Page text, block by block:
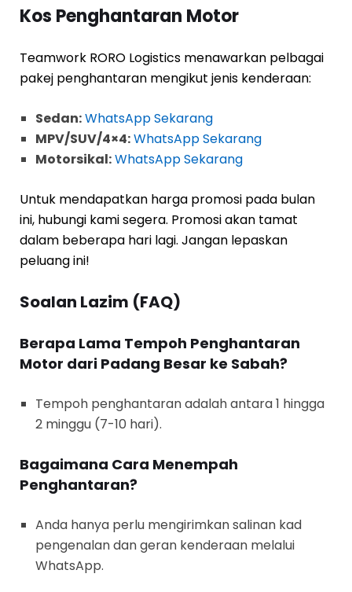
Kos Penghantaran Motor
Teamwork RORO Logistics menawarkan pelbagai
pakej penghantaran mengikut jenis kenderaan:
Sedan:WhatsApp Sekarang
MPV/SUV/4×4:WhatsApp Sekarang
Motorsikal:WhatsApp Sekarang
Untuk mendapatkan harga promosi pada bulan
ini, hubungi kami segera. Promosi akan tamat
dalam beberapa hari lagi. Jangan lepaskan
peluang ini!
Soalan Lazim (FAQ)
Berapa Lama Tempoh Penghantaran
Motor dari Padang Besar ke Sabah?
Tempoh penghantaran adalah antara 1 hingga
2 minggu (7-10 hari).
Bagaimana Cara Menempah
Penghantaran?
Anda hanya perlu mengirimkan salinan kad
pengenalan dan geran kenderaan melalui
WhatsApp.